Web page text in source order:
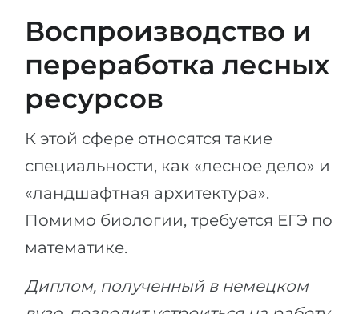
Воспроизводство и
переработка лесных
ресурсов
К этой сфере относятся такие
специальности, как «лесное дело» и
«ландшафтная архитектура».
Помимо биологии, требуется ЕГЭ по
математике.
Диплом, полученный в немецком